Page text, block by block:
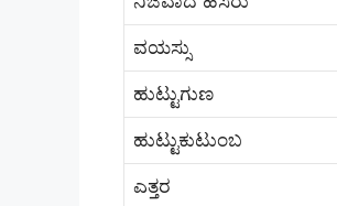
ವಯಸ್ಸು
ಹುಟ್ಟುಗುಣ
ಹುಟ್ಟುಕುಟುಂಬ
ಎತ್ತರ